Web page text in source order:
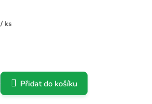
/ ks
Přidat do košíku